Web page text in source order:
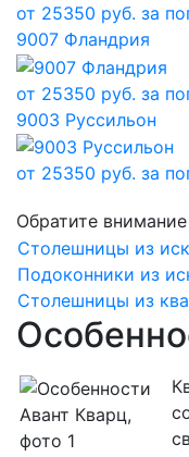
от 25350 руб. за
9007 Фландрия
от 25350 руб. за
9003 Руссильон
от 25350 руб. за
Обратите
Столешницы из
Подоконники из
Столешницы из